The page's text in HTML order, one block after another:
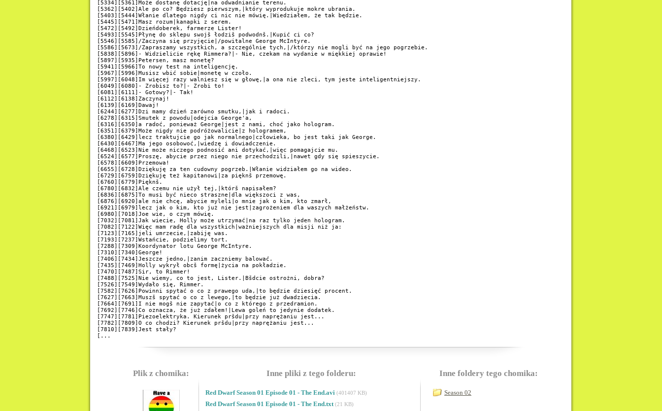
[5334][5361]Może dostanę dotację|na odwadnianie terenu.
[5362][5402]Ale po co? Będziesz pierwszym,|który wyprodukuje mokre ubrania.
[5403][5444]Włanie dlatego nigdy ci nic nie mówię.|Wiedziałem, że tak będzie.
[5445][5471]Masz rozum|kanapki z serem.
[5472][5492]Dzieńdoberek, farmerze Lister!
[5493][5545]Płynę do sklepu swojš łodziš podwodnš.|Kupić ci co?
[5546][5585]/Zaczyna się przyjęcie|/powitalne George McIntyre.
[5586][5673]/Zapraszamy wszystkich, a szczególnie tych,|/którzy nie mogli być na jego pogrzebie.
[5838][5896]- Widzielicie rękę Rimmera?|- Nie, czekam na wydanie w miękkiej oprawie!
[5897][5935]Petersen, masz monetę?
[5941][5966]To nowy test na inteligencję.
[5967][5996]Musisz wbić sobie|monetę w czoło.
[5997][6048]Im więcej razy walniesz się w głowę,|a ona nie zleci, tym jeste inteligentniejszy.
[6049][6080]- Zrobisz to?|- Zrobi to!
[6081][6111]- Gotowy?|- Tak!
[6112][6138]Zaczynaj!
[6139][6169]Dawaj!
[6244][6277]Dzi mamy dzień zarówno smutku,|jak i radoci.
[6278][6315]Smutek z powodu|odejcia George'a,
[6316][6350]a radoć, ponieważ George|jest z nami, choć jako hologram.
[6351][6379]Może nigdy nie podróżowalicie|z hologramem,
[6380][6429]lecz traktujcie go jak normalnego|człowieka, bo jest taki jak George.
[6430][6467]Ma jego osobowoć,|wiedzę i dowiadczenie.
[6468][6523]Nie może niczego podnosić ani dotykać,|więc pomagajcie mu.
[6524][6577]Proszę, abycie przez niego nie przechodzili,|nawet gdy się spieszycie.
[6578][6609]Przemowa!
[6655][6728]Dziękuję za ten cudowny pogrzeb.|Włanie widziałem go na wideo.
[6729][6759]Dziękuję też kapitanowi|za pięknš przemowę.
[6760][6779]Pięknš.
[6780][6832]Ale czemu nie użył tej,|którš napisałem?
[6836][6875]To musi być nieco straszne|dla większoci z was,
[6876][6920]ale nie chcę, abycie myleli|o mnie jak o kim, kto zmarł,
[6921][6979]lecz jak o kim, kto już nie jest|zagrożeniem dla waszych małżeństw.
[6980][7018]Joe wie, o czym mówię.
[7032][7081]Jak wiecie, Holly może utrzymać|na raz tylko jeden hologram.
[7082][7122]Więc mam radę dla wszystkich|ważniejszych dla misji niż ja:
[7123][7165]jeli umrzecie,|zabiję was.
[7193][7237]Wstańcie, podzielimy tort.
[7288][7309]Koordynator lotu George McIntyre.
[7310][7340]George!
[7406][7434]Jeszcze jedno,|zanim zaczniemy balować.
[7435][7469]Holly wykrył obcš formę|życia na pokładzie.
[7470][7487]Sir, to Rimmer!
[7488][7525]Nie wiemy, co to jest, Lister.|Bšdcie ostrożni, dobra?
[7526][7549]Wydało się, Rimmer.
[7582][7626]Powinni spytać o co z prawego uda,|to będzie dziesięć procent.
[7627][7663]Muszš spytać o co z lewego,|to będzie już dwadziecia.
[7664][7691]I nie mogš nie zapytać|o co z którego z przedramion.
[7692][7746]Co oznacza, że już zdałem!|Lewa goleń to jedynie dodatek.
[7747][7781]Piezoelektryka. Kierunek pršdu|przy naprężaniu jest...
[7782][7809]O co chodzi? Kierunek pršdu|przy naprężaniu jest...
[7810][7839]Jest stały?
[...
Plik z chomika: Inne pliki z tego folderu:
Red Dwarf Season 01 Episode 01 - The End.avi (401407 KB)
Red Dwarf Season 01 Episode 01 - The End.txt (21 KB)
Inne foldery tego chomika:
Season 02